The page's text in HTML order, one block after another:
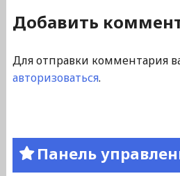
Добавить
Для отправки комментария
авторизоваться.
Панель